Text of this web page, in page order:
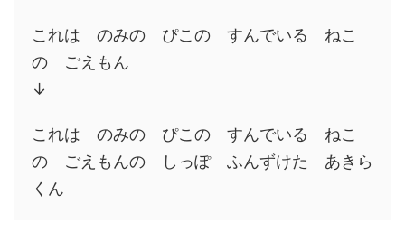
これは のみの ぴこの すんでいる ねこ
の ごえもん
↓
これは のみの ぴこの すんでいる ねこ
の ごえもんの しっぽ ふんずけた あきら
くん